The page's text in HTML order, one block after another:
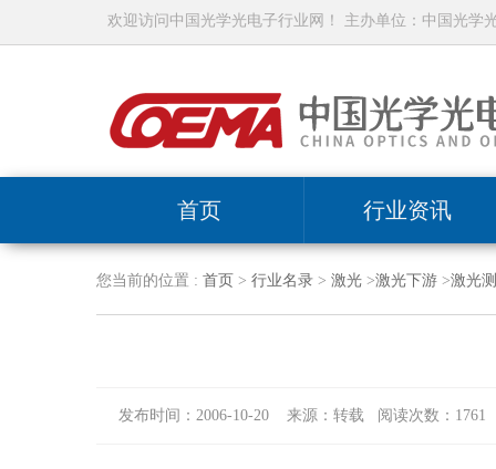
欢迎访问中国光学光电子行业网！ 主办单位：中国光学
首页 行业资讯
您当前的位置 : 首页 > 行业名录> 激光>激光下游>激光
发布时间：2006-10-20 来源：转载 阅读次数：1761